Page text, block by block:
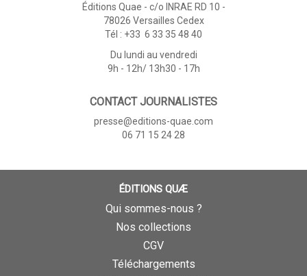
Éditions Quae - c/o INRAE RD 10 -
78026 Versailles Cedex
Tél : +33 6 33 35 48 40
Du lundi au vendredi
9h - 12h/ 13h30 - 17h
CONTACT JOURNALISTES
presse@editions-quae.com
06 71 15 24 28
ÉDITIONS QUÆ
Qui sommes-nous ?
Nos collections
CGV
Téléchargements